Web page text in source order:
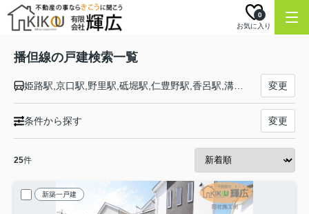
お気に入り
0
播但線の戸建検索一覧
変更
条件から探す 変更
25件
新築一戸建